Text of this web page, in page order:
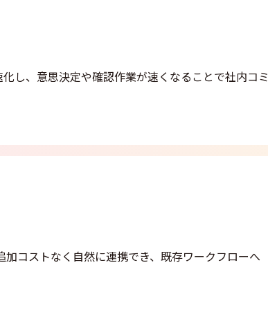
し、意思決定や確認作業が速くなることで社内コミ
コストなく自然に連携でき、既存ワークフローへ